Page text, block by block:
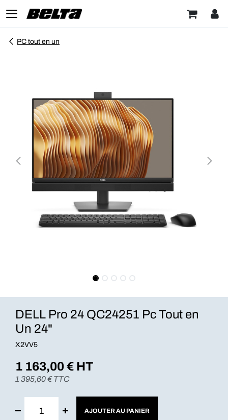
PC tout en un
DELL Pro 24 QC24251 Pc Tout en
Un 24"
X2VV5
1 163,00€ HT
1 395,60€ TTC
AJOUTER AU PANIER